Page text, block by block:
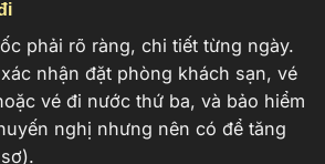
phải rõ ràng, chi tiết từng ngày.
nhận đặt phòng khách sạn, vé
vé đi nước thứ ba, và bảo hiểm
nghị nhưng nên có để tăng